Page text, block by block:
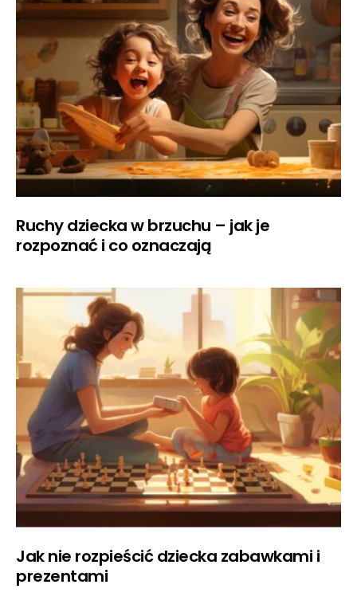
Ruchy dziecka w brzuchu – jak je
rozpoznać i co oznaczają
Jak nie rozpieścić dziecka zabawkami i
prezentami